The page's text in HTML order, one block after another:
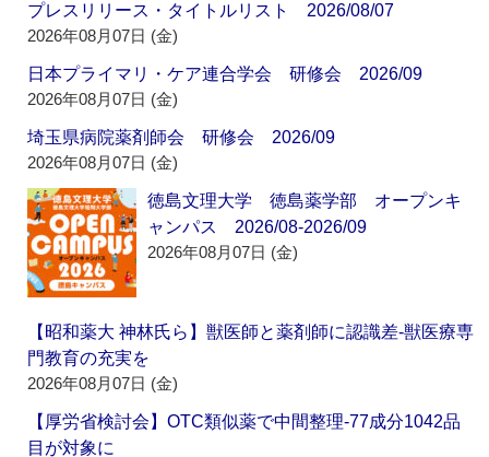
プレスリリース・タイトルリスト 2026/08/07
2026年08月07日 (金)
日本プライマリ・ケア連合学会 研修会 2026/09
2026年08月07日 (金)
埼玉県病院薬剤師会 研修会 2026/09
2026年08月07日 (金)
徳島文理大学 徳島薬学部 オープンキ
ャンパス 2026/08-2026/09
2026年08月07日 (金)
【昭和薬大 神林氏ら】獣医師と薬剤師に認識差‐獣医療専
門教育の充実を
2026年08月07日 (金)
【厚労省検討会】OTC類似薬で中間整理‐77成分1042品
目が対象に